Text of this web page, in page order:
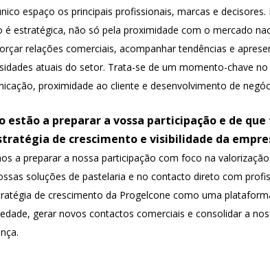
espaço os principais profissionais, marcas e
é estratégica, não só pela proximidade com o mercado
relações comerciais, acompanhar tendências e
atuais do setor. Trata-se de um momento-chave
proximidade ao cliente e desenvolvimento de
estão a preparar a vossa participação e de
de crescimento e visibilidade da
a preparar a nossa participação com foco na
soluções de pastelaria e no contacto direto com
de crescimento da Progelcone como uma
gerar novos contactos comerciais e consolidar a